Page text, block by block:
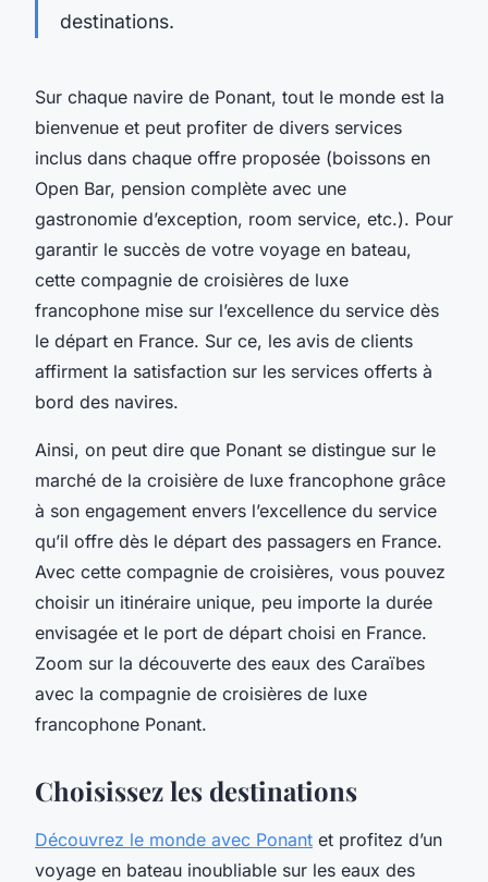
destinations.
Sur chaque navire de Ponant, tout le monde est la
bienvenue et peut profiter de divers services
inclus dans chaque offre proposée (boissons en
Open Bar, pension complète avec une
gastronomie d’exception, room service, etc.). Pour
garantir le succès de votre voyage en bateau,
cette compagnie de croisières de luxe
francophone mise sur l’excellence du service dès
le départ en France. Sur ce, les avis de clients
affirment la satisfaction sur les services offerts à
bord des navires.
Ainsi, on peut dire que Ponant se distingue sur le
marché de la croisière de luxe francophone grâce
à son engagement envers l’excellence du service
qu’il offre dès le départ des passagers en France.
Avec cette compagnie de croisières, vous pouvez
choisir un itinéraire unique, peu importe la durée
envisagée et le port de départ choisi en France.
Zoom sur la découverte des eaux des Caraïbes
avec la compagnie de croisières de luxe
francophone Ponant.
Choisissez les destinations
Découvrez le monde avec Ponant et profitez d’un
voyage en bateau inoubliable sur les eaux des